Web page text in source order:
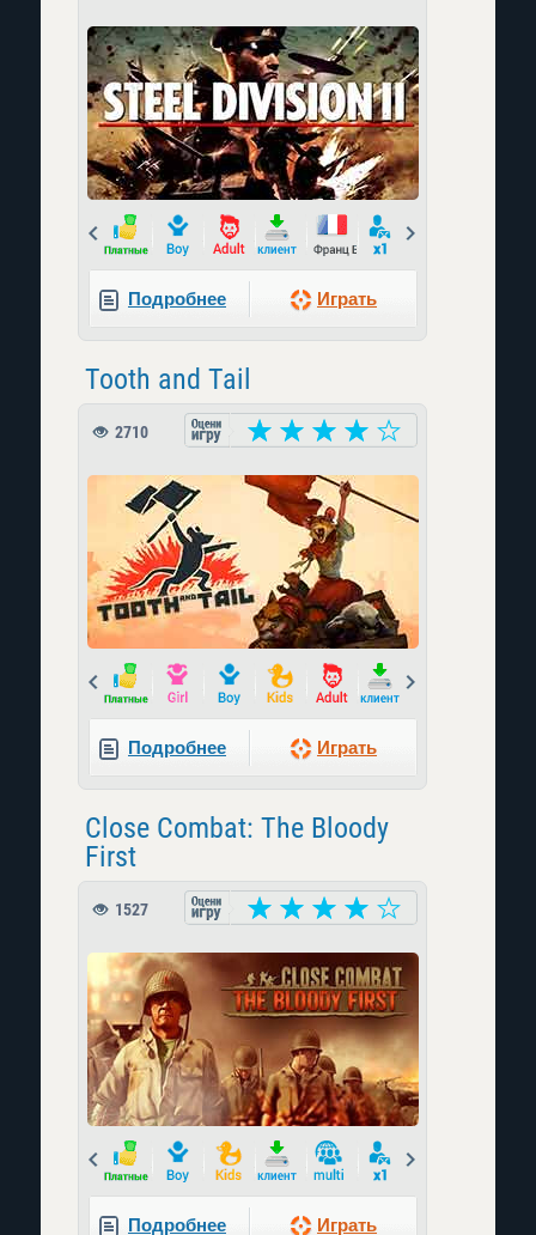
Prev
Подробнее Играть
Tooth and Tail
2710
Prev
Подробнее Играть
Close Combat: The Bloody
First
1527
Prev
Подробнее Играть